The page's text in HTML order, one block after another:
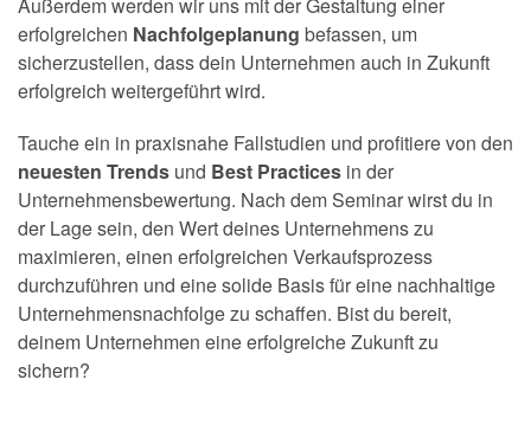
erfolgreichen Nachfolgeplanung befassen, um
sicherzustellen, dass dein Unternehmen auch in Zukunft
erfolgreich weitergeführt wird.
Tauche ein in praxisnahe Fallstudien und profitiere von den
neuesten Trends und Best Practices in der
Unternehmensbewertung. Nach dem Seminar wirst du in
der Lage sein, den Wert deines Unternehmens zu
maximieren, einen erfolgreichen Verkaufsprozess
durchzuführen und eine solide Basis für eine nachhaltige
Unternehmensnachfolge zu schaffen. Bist du bereit,
deinem Unternehmen eine erfolgreiche Zukunft zu
sichern?